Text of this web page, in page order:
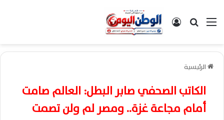
القائمةبحث عن تسجيل الدخول
الرئيسية
الكاتب الصحفي صابر البطل: العالم صامت
أمام مجاعة غزة.. ومصر لم ولن تصمت